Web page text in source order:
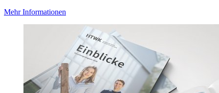
Mehr Informationen